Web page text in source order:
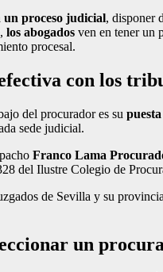
un proceso judicial, disponer
los abogados ven en tener un
procesal.
con los
del procurador es su
sede judicial.
Franco Lama
del Ilustre Colegio de
de Sevilla y su
un